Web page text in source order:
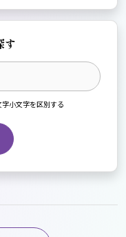
す
字小文字を区別する